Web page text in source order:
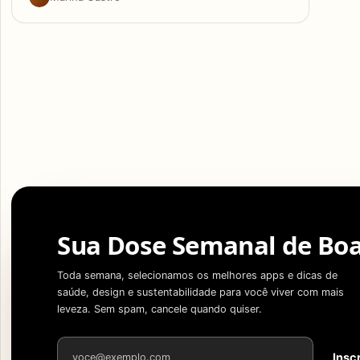
Sua Dose Semanal de
Toda semana, selecionamos os melhores apps e dicas de
saúde, design e sustentabilidade para você viver com mais
leveza. Sem spam, cancele quando quiser.
Endereço de e-mail